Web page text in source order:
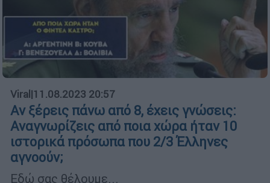
Viral |11.08.2023 20:57
Αν ξέρεις πάνω από 8, έχεις γνώσεις:
Αναγνωρίζεις από ποια χώρα ήταν 10
ιστορικά πρόσωπα που 2/3 Έλληνες
αγνοούν;
Εδώ σας θέλουμε...